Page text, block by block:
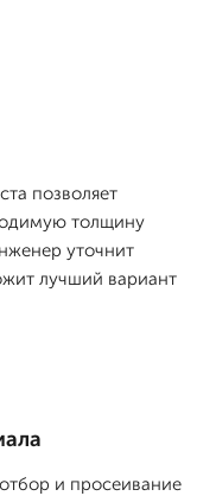
позволяет
толщину
уточнит
лучший вариант
и просеивание